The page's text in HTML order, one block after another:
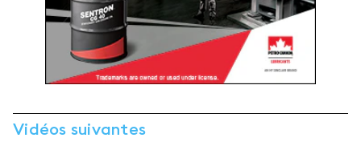
Vidéos suivantes